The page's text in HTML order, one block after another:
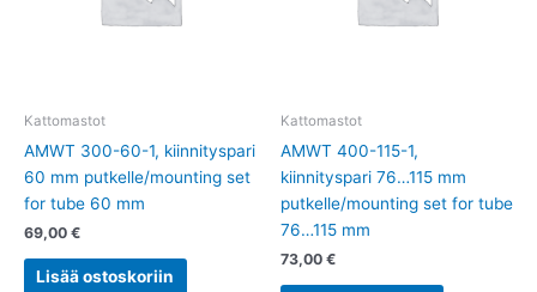
Kattomastot
AMWT 300-60-1, kiinnityspari
60 mm putkelle/mounting set
for tube 60 mm
69,00 €
Lisää ostoskoriin
Kattomastot
AMWT 400-115-1,
kiinnityspari 76…115 mm
putkelle/mounting set for tube
76…115 mm
73,00 €